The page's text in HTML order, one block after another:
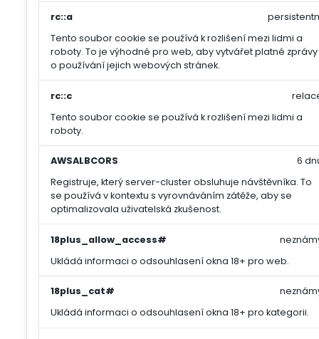
rc::a
Tento soubor cookie se používá k rozlišení mezi lidmi a
roboty. To je výhodné pro web, aby vytvářet platné zprávy
o používání jejich webových stránek.
rc::c
Tento soubor cookie se používá k rozlišení mezi lidmi a
roboty.
AWSALBCORS
Registruje, který server-cluster obsluhuje návštěvníka. To
se používá v kontextu s vyrovnáváním zátěže, aby se
optimalizovala uživatelská zkušenost.
6
18plus_allow_access#
Ukládá informaci o odsouhlasení okna 18+ pro web.
18plus_cat#
Ukládá informaci o odsouhlasení okna 18+ pro kategorii.